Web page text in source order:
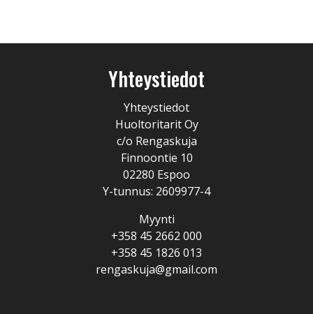
Yhteystiedot
Yhteystiedot
Huoltoritarit Oy
c/o Rengaskuja
Finnoontie 10
02280 Espoo
Y-tunnus: 2609977-4
Myynti
+358 45 2662 000
+358 45 1826 013
rengaskuja@gmail.com